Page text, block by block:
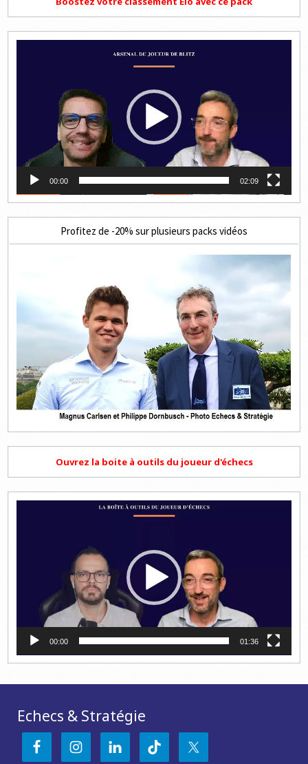
00:00 02:09
Profitez de -20% sur plusieurs packs vidéos
Ouvrez la boite à outils du joueur d'échecs
00:00 01:36
Echecs & Stratégie